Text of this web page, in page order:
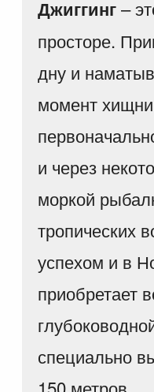
Джиггинг–
просторе.
дну и
момент
и через
моркой
тропических
успехом и в
приобретает
специально